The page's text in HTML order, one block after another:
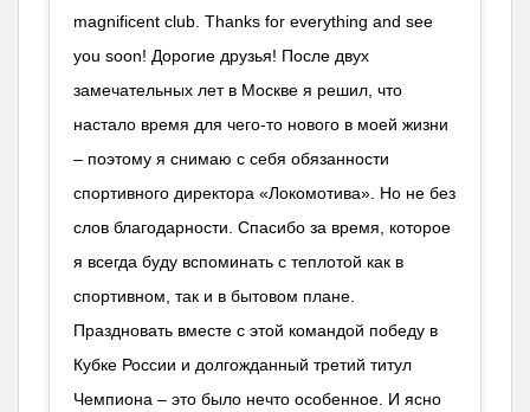
magnificent club. Thanks for everything and see
you soon! Дорогие друзья! После двух
замечательных лет в Москве я решил, что
настало время для чего-то нового в моей жизни
– поэтому я снимаю с себя обязанности
спортивного директора «Локомотива». Но не без
слов благодарности. Спасибо за время, которое
я всегда буду вспоминать с теплотой как в
спортивном, так и в бытовом плане.
Праздновать вместе с этой командой победу в
Кубке России и долгожданный третий титул
Чемпиона – это было нечто особенное. И ясно